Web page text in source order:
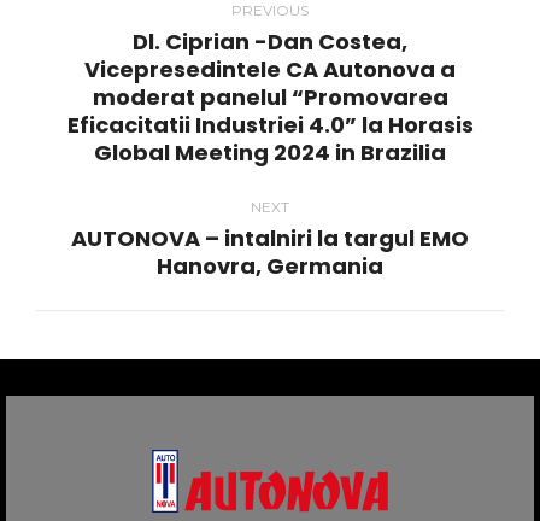
navigation
PREVIOUS
Previous
post:
Dl. Ciprian -Dan Costea,
Vicepresedintele CA Autonova a
moderat panelul “Promovarea
Eficacitatii Industriei 4.0” la Horasis
Global Meeting 2024 in Brazilia
NEXT
Next
post:
AUTONOVA – intalniri la targul EMO
Hanovra, Germania